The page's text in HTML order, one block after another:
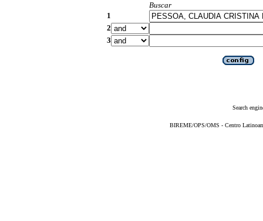
Buscar
1
2
3
Search
BIREME/OPS/OMS - Centro